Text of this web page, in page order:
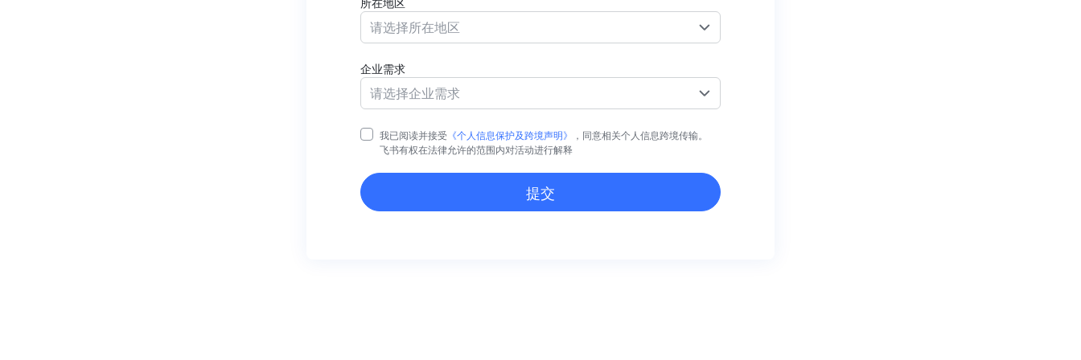
请选择所在地区
企业需求
请选择企业需求
我已阅读并接受 《个人信息保护及跨境声明》
，同意相关个人信息跨境传输。
飞书有权在法律允许的范围内对活动进行解释
提交